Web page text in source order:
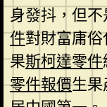
身發抖，但
件對財富庸俗
果斯柯達零件
零件報價生